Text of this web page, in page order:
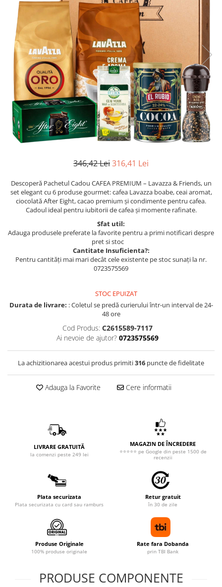
346,42 Lei316,41 Lei
Descoperă Pachetul Cadou CAFEA PREMIUM – Lavazza & Friends, un
set elegant cu 6 produse gourmet: cafea Lavazza boabe, ceai aromat,
ciocolată After Eight, cacao premium și condimente pentru cafea.
Cadoul ideal pentru iubitorii de cafea și momente rafinate.
Sfat util:
Adauga produsele preferate la favorite pentru a primi notificari despre
pret si stoc
Cantitate Insuficienta?:
Pentru cantități mai mari decât cele existente pe stoc sunați la nr.
0723575569
STOC EPUIZAT
Durata de livrare: : Coletul se predă curierului într-un interval de 24-
48 ore
Cod Produs: C2615589-7117
Ai nevoie de ajutor? 0723575569
La achizitionarea acestui produs primiti316 puncte de fidelitate
Adauga la Favorite Cere informatii
LIVRARE GRATUITĂ
la comenzi peste 249 lei
MAGAZIN DE ÎNCREDERE
⭐⭐⭐⭐⭐ pe Google din peste 1500 de
recenzii
Plata securizata
Plata securizata cu card sau ramburs
Retur gratuit
în 30 de zile
Produse Originale
100% produse originale
Rate fara Dobanda
prin TBI Bank
PRODUSE COMPONENTE